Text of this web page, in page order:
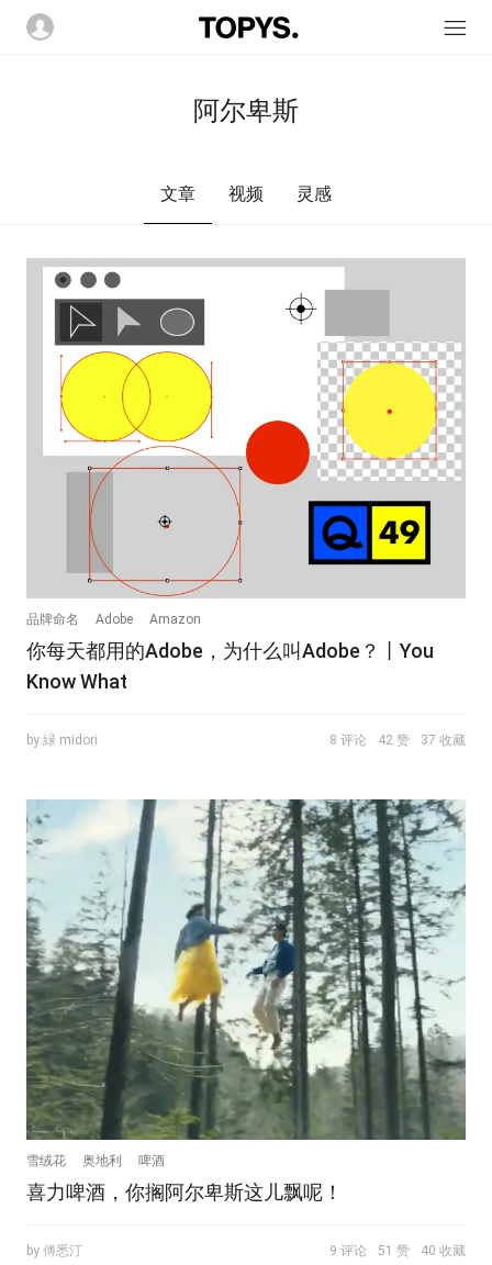
阿尔卑斯
文章 视频 灵感
品牌命名 Adobe Amazon
你每天都用的Adobe，为什么叫Adobe？丨You
Know What
by 緑 midori 8 评论 42 赞 37 收藏
雪绒花 奥地利 啤酒
喜力啤酒，你搁阿尔卑斯这儿飘呢！
by 傅悉汀 9 评论 51 赞 40 收藏